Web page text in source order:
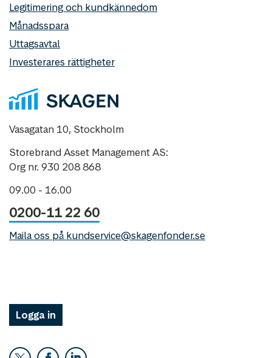
Legitimering och kundkännedom
Månadsspara
Uttagsavtal
Investerares rättigheter
Vasagatan 10, Stockholm
Storebrand Asset Management AS:
Org nr. 930 208 868
09.00 - 16.00
0200-11 22 60
Maila oss på kundservice@skagenfonder.se
Logga in